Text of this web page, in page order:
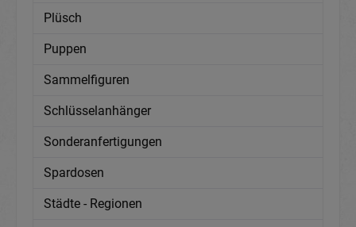
Plüsch
Puppen
Sammelfiguren
Schlüsselanhänger
Sonderanfertigungen
Spardosen
Städte - Regionen